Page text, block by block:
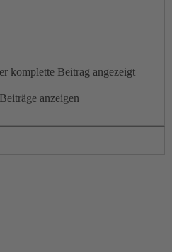
komplette Beitrag angezeigt
anzeigen